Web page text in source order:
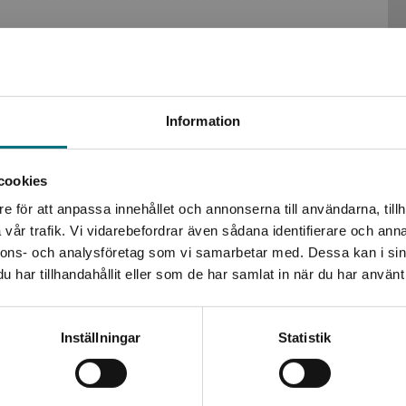
Information
för att anpassa innehållet och annonserna till användarna,
trafik. Vi vidarebefordrar även sådana identifierare och
och analysföretag som vi samarbetar med. Dessa kan i
har tillhandahållit eller som de har samlat in när du har
Inställningar Statistik
Begränsad fraktregion
Det verkar som att du besöker nyponochviljaforlag.se via
en enhet utanför Sverige. Vi erbjuder inte leveranser
utanför Sverige. För att kunna slutföra ett köp måste
leveransadressen vara i Sverige.
för barn som precis börjat intressera sig för
Böckerna är indelade i fyra nivåer, och
barnen ska känna framgång och motivation att läsa en
för barn i olika åldrar. Böckerna kan läsas av barnen
Salméns sprudlande illustrationer i fyrfärg ger